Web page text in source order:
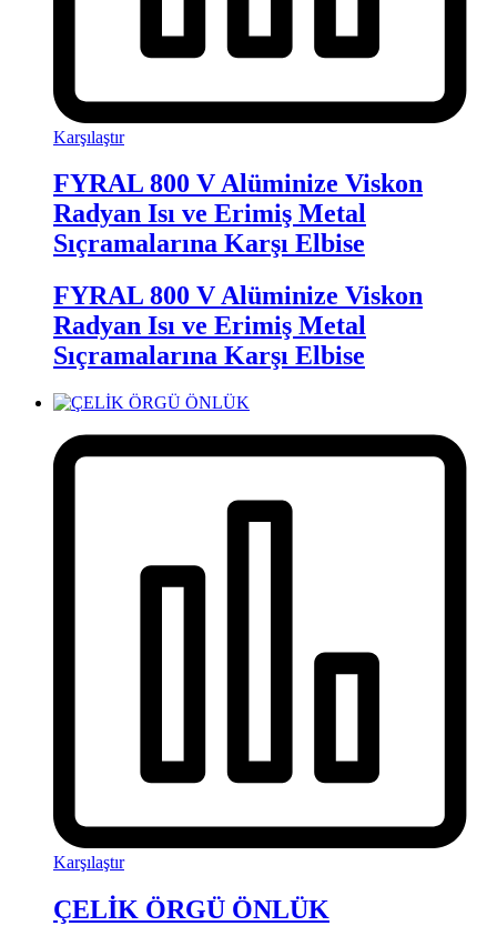
Karşılaştır
FYRAL 800 V Alüminize Viskon
Radyan Isı ve Erimiş Metal
Sıçramalarına Karşı Elbise
FYRAL 800 V Alüminize Viskon
Radyan Isı ve Erimiş Metal
Sıçramalarına Karşı Elbise
Karşılaştır
ÇELİK ÖRGÜ ÖNLÜK